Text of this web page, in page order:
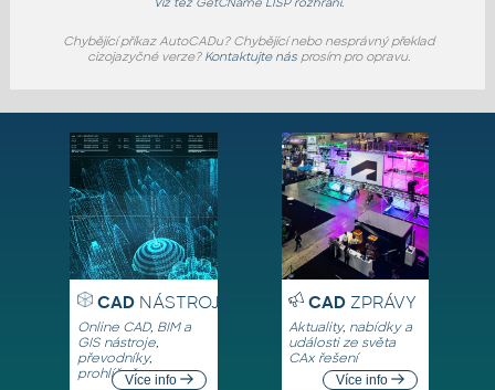
Chybějící příkaz AutoCADu? Chybějící nebo nesprávný překlad
cizojazyčné verze? Kontaktujte násprosím pro opravu.
CADNÁSTROJE
Online CAD, BIM a
GIS nástroje,
převodníky,
prohlížečeVíce info
CADZPRÁVY
Aktuality, nabídky a
události ze světa
CAx řešení
Více info